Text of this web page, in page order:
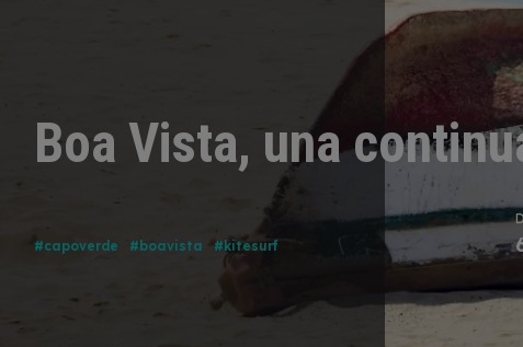
Boa Vista, una
#capoverde #boavista #kitesurf